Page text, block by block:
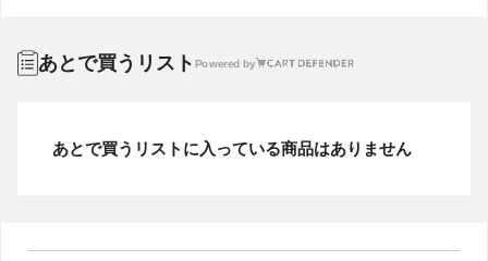
あとで買うリスト Powered by
あとで買うリストに入っている商品はありません